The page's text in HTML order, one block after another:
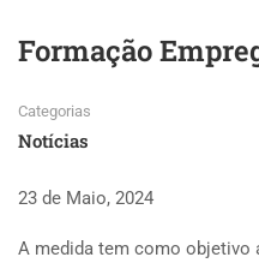
Formação
Categorias
Notícias
23 de Maio, 2024
A medida tem como objetivo